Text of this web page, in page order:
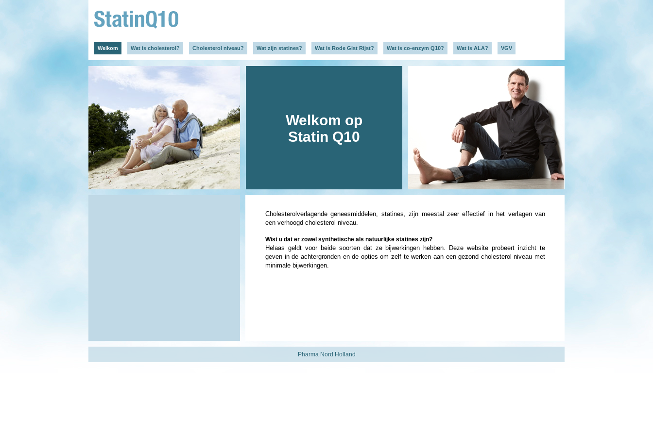
Welkom Wat is cholesterol? Cholesterol niveau? Wat zijn statines? Wat is Rode Gist Rijst? Wat is co-enzym Q10? Wat is ALA? VGV
Welkom op
Statin Q10
Cholesterolverlagende geneesmiddelen, statines, zijn meestal zeer effectief in het verlagen van
een verhoogd cholesterol niveau.
Wist u dat er zowel synthetische als natuurlijke statines zijn?
Helaas geldt voor beide soorten dat ze bijwerkingen hebben. Deze website probeert inzicht te
geven in de achtergronden en de opties om zelf te werken aan een gezond cholesterol niveau met
minimale bijwerkingen.
Pharma Nord Holland